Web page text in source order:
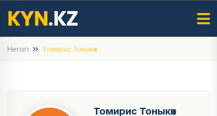
Негізгі Томирис Тоныкөк
Томирис Тоныкөк